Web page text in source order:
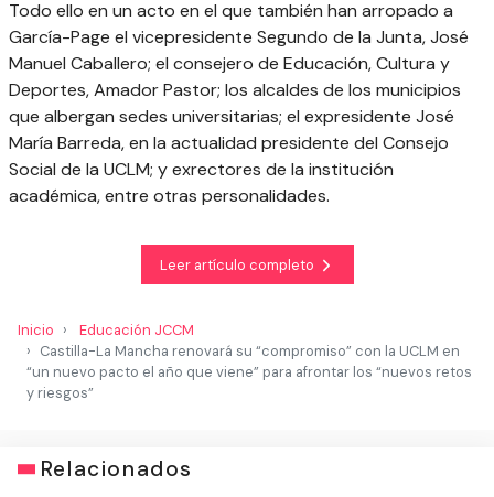
Todo ello en un acto en el que también han arropado a
García-Page el vicepresidente Segundo de la Junta, José
Manuel Caballero; el consejero de Educación, Cultura y
Deportes, Amador Pastor; los alcaldes de los municipios
que albergan sedes universitarias; el expresidente José
María Barreda, en la actualidad presidente del Consejo
Social de la UCLM; y exrectores de la institución
académica, entre otras personalidades.
Leer artículo completo
Inicio
Educación JCCM
Castilla-La Mancha renovará su “compromiso” con la UCLM en
“un nuevo pacto el año que viene” para afrontar los “nuevos retos
y riesgos”
Relacionados